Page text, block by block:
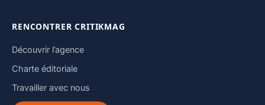
RENCONTRER CRITIKMAG
Découvrir l’agence
Charte éditoriale
Travailler avec nous